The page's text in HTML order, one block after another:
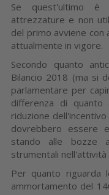
Se quest'ultimo è
attrezzature e non
del primo avviene con
attualmente in vigore.
Secondo quanto
Bilancio 2018 (ma si
parlamentare per
differenza di
riduzione
dovrebbero essere
stando alle bozze
strumentali nell'attività
Per quanto riguarda
ammortamento del